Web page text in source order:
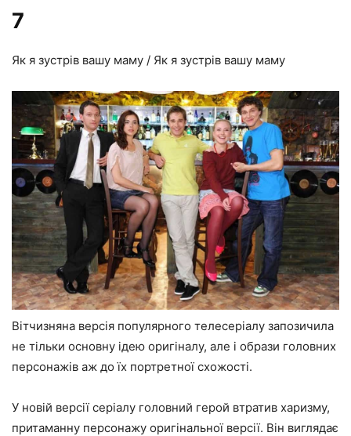
7
Як я зустрів вашу маму / Як я зустрів вашу маму
Вітчизняна версія популярного телесеріалу запозичила
не тільки основну ідею оригіналу, але і образи головних
персонажів аж до їх портретної схожості.
У новій версії серіалу головний герой втратив харизму,
притаманну персонажу оригінальної версії. Він виглядає